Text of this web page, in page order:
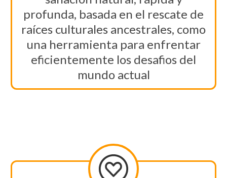
profunda, basada en el rescate de
raíces culturales ancestrales, como
una herramienta para enfrentar
eficientemente los desafios del
mundo actual